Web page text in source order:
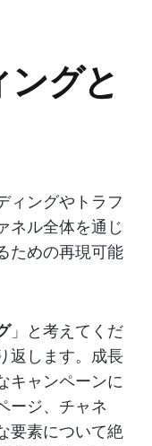
ングと
ィングやトラフ
ネル全体を通じ
ための再現可能
」と考えてくだ
返します。成長
キャンペーンに
ージ、チャネ
要素について絶